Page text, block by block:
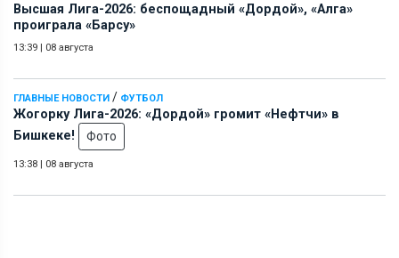
Высшая Лига-2026: беспощадный «Дордой», «Алга»
проиграла «Барсу»
13:39 | 08 августа
ГЛАВНЫЕ НОВОСТИ / ФУТБОЛ
Жогорку Лига-2026: «Дордой» громит «Нефтчи» в
Бишкеке!
Фото
13:38 | 08 августа